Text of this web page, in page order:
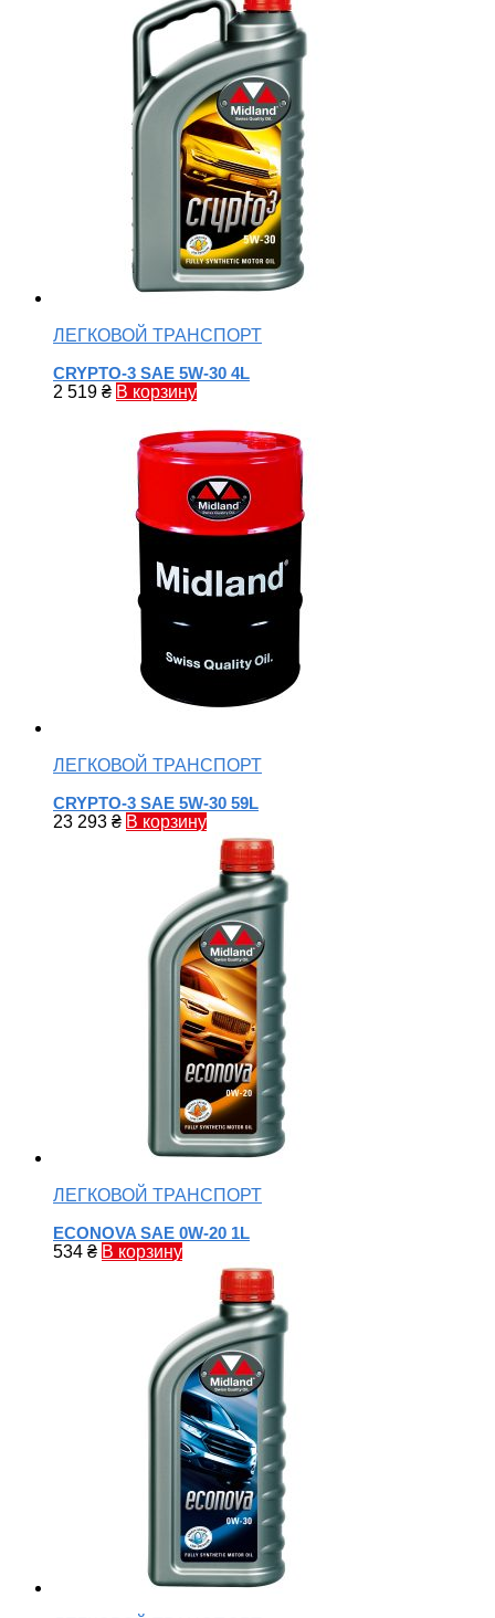
ЛЕГКОВОЙ ТРАНСПОРТ
CRYPTO-3 SAE 5W-30 4L
2 519 ₴ В корзину
ЛЕГКОВОЙ ТРАНСПОРТ
CRYPTO-3 SAE 5W-30 59L
23 293 ₴ В корзину
ЛЕГКОВОЙ ТРАНСПОРТ
ECONOVA SAE 0W-20 1L
534 ₴ В корзину